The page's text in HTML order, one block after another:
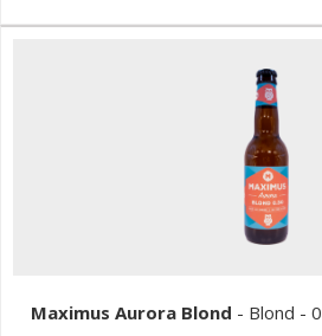
Maximus Aurora Blond - Blond -